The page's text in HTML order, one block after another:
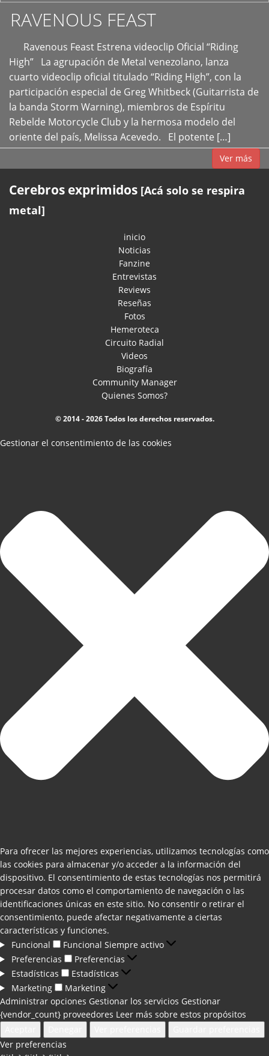
RAVENOUS FEAST
Ravenous Feast Estrena videoclip Oficial “Riding
High” La agrupación de Metal venezolano, lanza
cuarto videoclip oficial titulado “Riding High”, con la
participación especial de Greg Whitbeck (Guitarrista de
la banda Storm Warning), miembros de Espíritu
Rebelde Motorcycle Club y la hermosa modelo del
oriente del país, Melissa Acevedo. El potente […]
Ver más
Cerebros exprimidos [Acá solo se respira
metal]
inicio
Noticias
Fanzine
Entrevistas
Reviews
Reseñas
Fotos
Hemeroteca
Circuito Radial
Videos
Biografía
Community Manager
Quienes Somos?
© 2014 - 2026 Todos los derechos reservados.
Gestionar el consentimiento de las cookies
Para ofrecer las mejores experiencias, utilizamos tecnologías como
las cookies para almacenar y/o acceder a la información del
dispositivo. El consentimiento de estas tecnologías nos permitirá
procesar datos como el comportamiento de navegación o las
identificaciones únicas en este sitio. No consentir o retirar el
consentimiento, puede afectar negativamente a ciertas
características y funciones.
Funcional
Funcional Siempre activo
Preferencias
Preferencias
Estadísticas
Estadísticas
Marketing
Marketing
Administrar opciones Gestionar los servicios Gestionar
{vendor_count} proveedores Leer más sobre estos propósitos
Ver preferencias